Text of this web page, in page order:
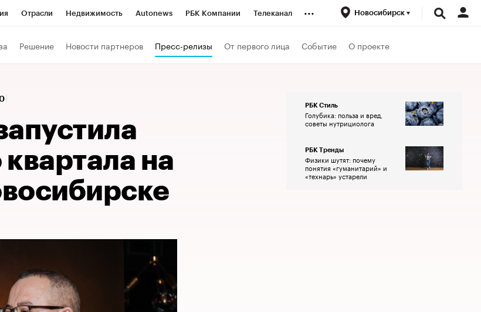
Отрасли Недвижимость Autonews РБК Компании Телеканал ... Новосибирск
Решение Новости партнеров Пресс-релизы От первого лица Событие О проекте
на
РБК Стиль
Голубика: польза и вред,
советы нутрициолога
РБК Тренды
Физики шутят: почему
понятия «гуманитарий» и
«технарь» устарели